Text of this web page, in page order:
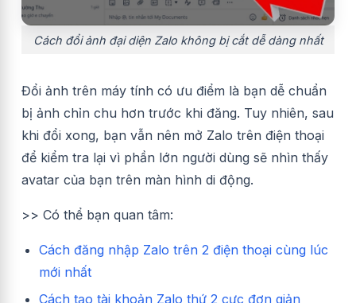
Cách đổi ảnh đại diện Zalo không bị cắt dễ dàng nhất
Đổi ảnh trên máy tính có ưu điểm là bạn dễ chuẩn
bị ảnh chỉn chu hơn trước khi đăng. Tuy nhiên, sau
khi đổi xong, bạn vẫn nên mở Zalo trên điện thoại
để kiểm tra lại vì phần lớn người dùng sẽ nhìn thấy
avatar của bạn trên màn hình di động.
>> Có thể bạn quan tâm:
Cách đăng nhập Zalo trên 2 điện thoại cùng lúc
mới nhất
Cách tạo tài khoản Zalo thứ 2 cực đơn giản